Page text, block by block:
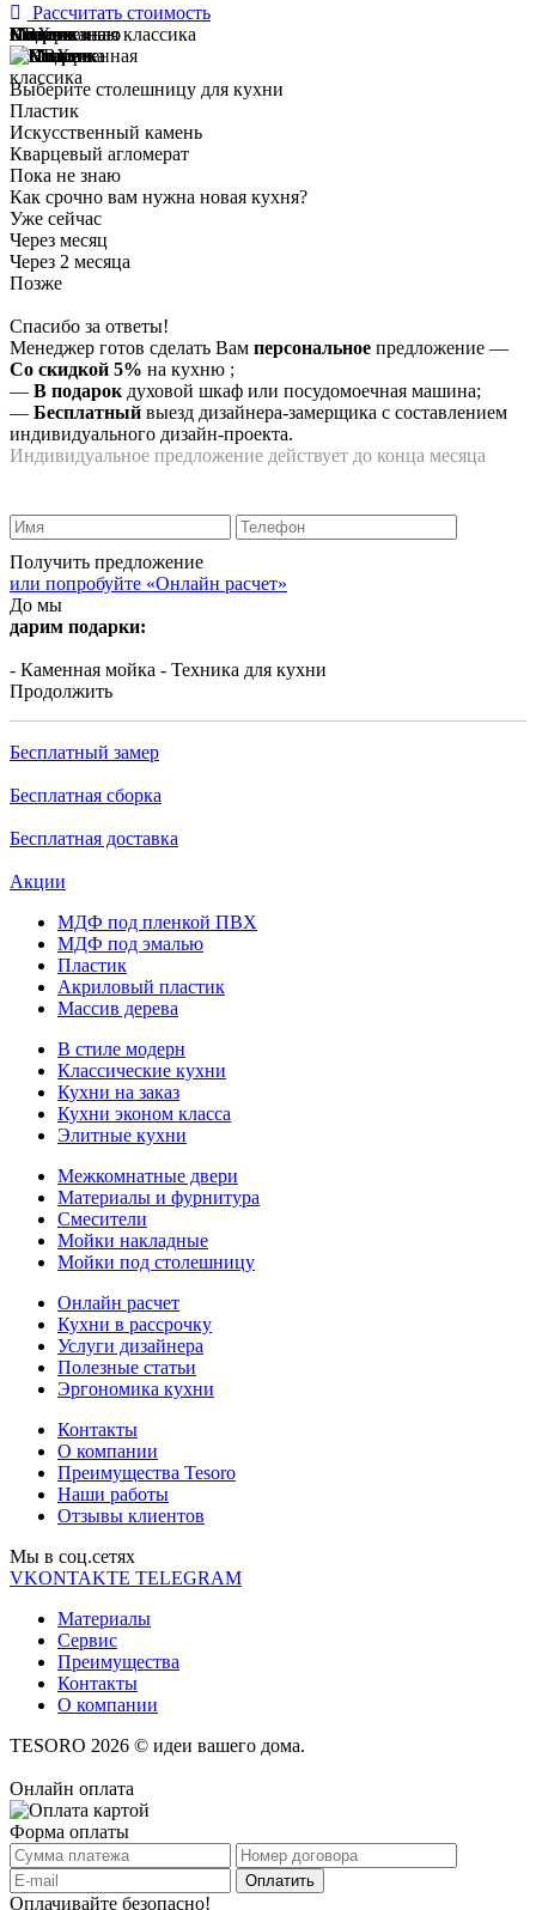
Рассчитать стоимость
Модерн
Классика
Современная классика
Пока не знаю
ПВХ
Пластик
Эмаль
Массив
Пока не знаю
Выберите столешницу для кухни
Пластик
Искусственный камень
Кварцевый агломерат
Пока не знаю
Как срочно вам нужна новая кухня?
Уже сейчас
Через месяц
Через 2 месяца
Позже
Спасибо за ответы!
Менеджер готов сделать Вам персональное предложение —
Со скидкой 5% на кухню ;
— В подарок духовой шкаф или посудомоечная машина;
— Бесплатный выезд дизайнера-замерщика с составлением
индивидуального дизайн-проекта.
Индивидуальное предложение действует до конца месяца
Получить предложение
или попробуйте «Онлайн расчет»
До мы
дарим подарки:
- Каменная мойка - Техника для кухни
Продолжить
Бесплатный замер
Бесплатная сборка
Бесплатная доставка
Акции
МДФ под пленкой ПВХ
МДФ под эмалью
Пластик
Акриловый пластик
Массив дерева
В стиле модерн
Классические кухни
Кухни на заказ
Кухни эконом класса
Элитные кухни
Межкомнатные двери
Материалы и фурнитура
Смесители
Мойки накладные
Мойки под столешницу
Онлайн расчет
Кухни в рассрочку
Услуги дизайнера
Полезные статьи
Эргономика кухни
Контакты
О компании
Преимущества Tesoro
Наши работы
Отзывы клиентов
Мы в соц.cетях
VKONTAKTE TELEGRAM
Материалы
Сервис
Преимущества
Контакты
О компании
TESORO 2026 © идеи вашего дома.
Онлайн оплата
Форма оплаты
Оплачивайте безопасно!